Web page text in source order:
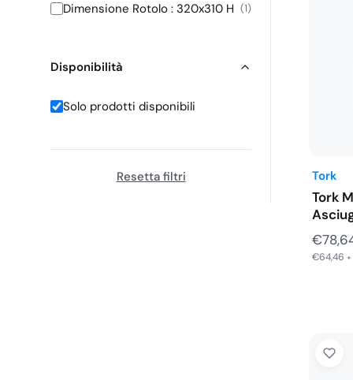
Dimensione Rotolo : 320x310 H 1
Disponibilità
Solo prodotti disponibili
Resetta filtri Tork
Tork
€
€64,46 +